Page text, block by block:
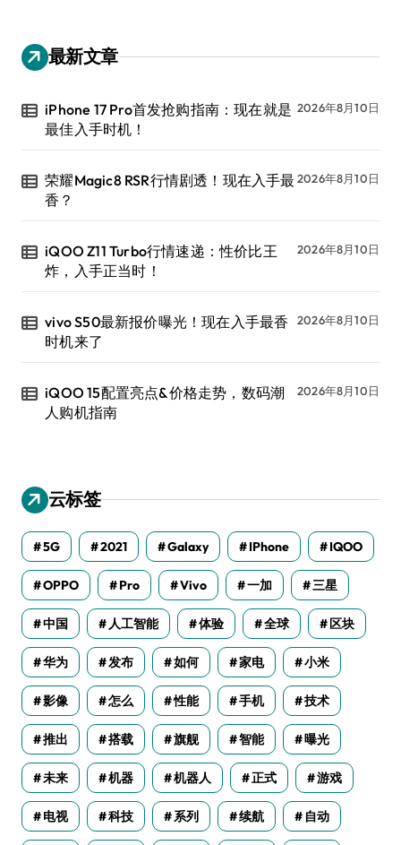
最新文章
iPhone 17 Pro首发抢购指南：现在就是
最佳入手时机！
2026年8月10日
荣耀Magic8 RSR行情剧透！现在入手最
香？
2026年8月10日
iQOO Z11 Turbo行情速递：性价比王
炸，入手正当时！
2026年8月10日
vivo S50最新报价曝光！现在入手最香
时机来了
2026年8月10日
iQOO 15配置亮点&价格走势，数码潮
人购机指南
2026年8月10日
云标签
5G 2021 Galaxy IPhone IQOO
OPPO Pro Vivo 一加 三星
中国 人工智能 体验 全球 区块
华为 发布 如何 家电 小米
影像 怎么 性能 手机 技术
推出 搭载 旗舰 智能 曝光
未来 机器 机器人 正式 游戏
电视 科技 系列 续航 自动